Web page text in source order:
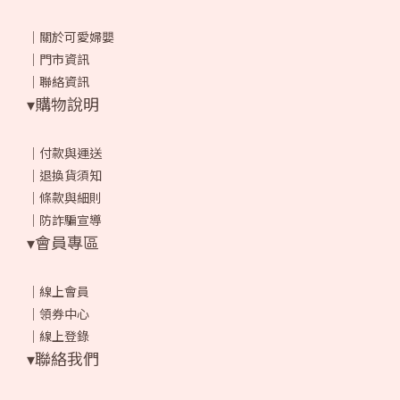
｜ 關於可愛婦嬰
｜ 門市資訊
｜ 聯絡資訊
▾購物說明
｜ 付款與運送
｜ 退換貨須知
｜ 條款與細則
｜ 防詐騙宣導
▾會員專區
｜ 線上會員
｜ 領券中心
｜ 線上登錄
▾聯絡我們